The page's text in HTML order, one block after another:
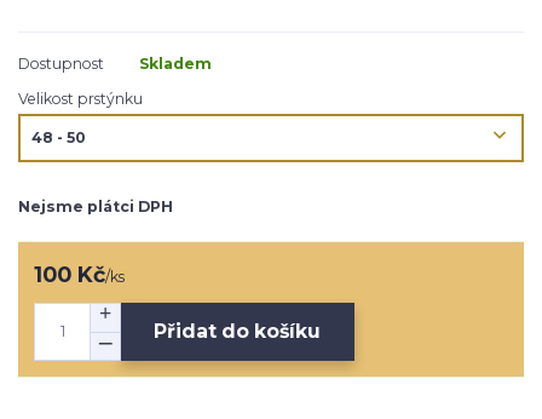
Dostupnost
Skladem
Velikost prstýnku
Nejsme plátci DPH
100 Kč/ks
Přidat do košíku